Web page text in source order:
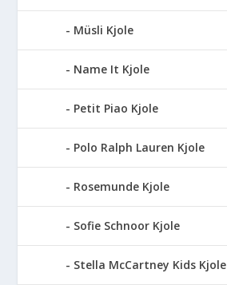
Müsli Kjole
Name It Kjole
Petit Piao Kjole
Polo Ralph Lauren Kjole
Rosemunde Kjole
Sofie Schnoor Kjole
Stella McCartney Kids Kjole